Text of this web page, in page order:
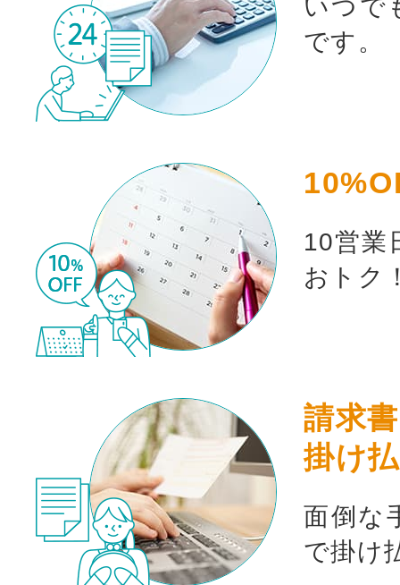
お買い物を続ける カート
いつで
です。
10営業
おトク
請求
掛け
面倒な
で掛け